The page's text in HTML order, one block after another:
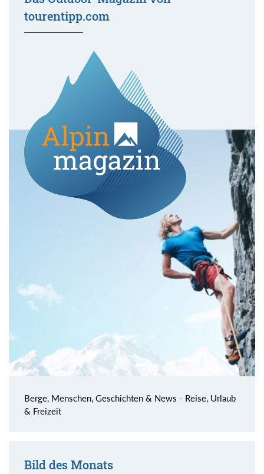
tourentipp.com
Berge, Menschen, Geschichten & News - Reise, Urlaub
& Freizeit
Bild des Monats